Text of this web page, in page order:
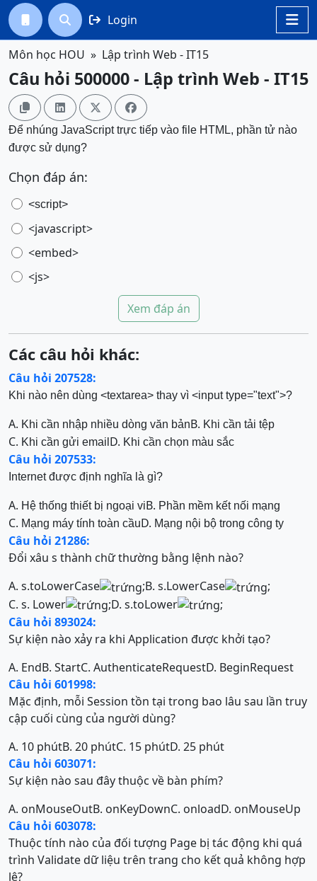

  Login
Môn học HOU Lập trình Web - IT15
Câu hỏi 500000 - Lập trình Web - IT15
   
Để nhúng JavaScript trực tiếp vào file HTML, phần tử nào
được sử dụng?
Chọn đáp án:
<script>
<javascript>
<embed>
<js>
Xem đáp án
Các câu hỏi khác:
Câu hỏi 207528:
Khi nào nên dùng <textarea> thay vì <input type="text">?
A. Khi cần nhập nhiều dòng văn bảnB. Khi cần tải tệp
C. Khi cần gửi email D. Khi cần chọn màu sắc
Câu hỏi 207533:
Internet được định nghĩa là gì?
A. Hệ thống thiết bị ngoại viB. Phần mềm kết nối mạng
C. Mạng máy tính toàn cầuD. Mạng nội bộ trong công ty
Câu hỏi 21286:
Đổi xâu s thành chữ thường bằng lệnh nào?
A. s.toLowerCase
;B. s.LowerCase
;
C. s. Lower
;D. s.toLower
;
Câu hỏi 893024:
Sự kiện nào xảy ra khi Application được khởi tạo?
A. EndB. StartC. AuthenticateRequestD. BeginRequest
Câu hỏi 601998:
Mặc định, mỗi Session tồn tại trong bao lâu sau lần truy
cập cuối cùng của người dùng?
A. 10 phútB. 20 phútC. 15 phútD. 25 phút
Câu hỏi 603071:
Sự kiện nào sau đây thuộc về bàn phím?
A. onMouseOutB. onKeyDownC. onloadD. onMouseUp
Câu hỏi 603078:
Thuộc tính nào của đối tượng Page bị tác động khi quá
trình Validate dữ liệu trên trang cho kết quả không hợp
lệ?